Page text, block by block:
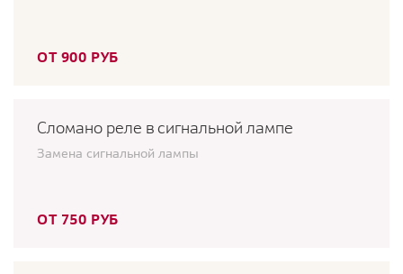
ОТ 900 РУБ
Сломано реле в сигнальной лампе
Замена сигнальной лампы
ОТ 750 РУБ